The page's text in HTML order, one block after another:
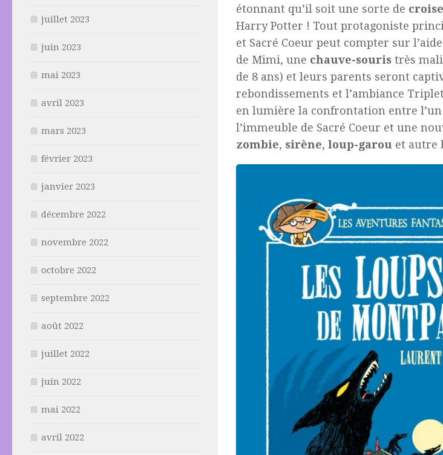
étonnant qu’il soit une sorte de
Harry Potter ! Tout protagoniste
et Sacré Coeur peut compter sur
de Mimi, une chauve-souris très
de 8 ans) et leurs parents seront
rebondissements et l’ambiance
en lumière la confrontation entre
l’immeuble de Sacré Coeur et une
zombie, sirène, loup-garou et autre
juillet 2023
juin 2023
mai 2023
avril 2023
mars 2023
février 2023
janvier 2023
décembre 2022
novembre 2022
octobre 2022
septembre 2022
août 2022
juillet 2022
juin 2022
mai 2022
avril 2022